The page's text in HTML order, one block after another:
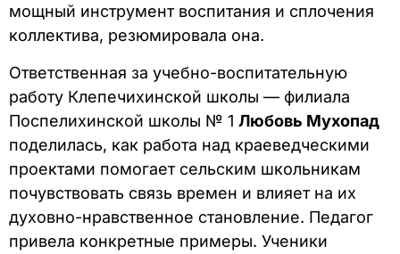
мощный инструмент воспитания и сплочения
коллектива, резюмировала она.
Ответственная за учебно-воспитательную
работу Клепечихинской школы — филиала
Поспелихинской школы № 1 Любовь Мухопад
поделилась, как работа над краеведческими
проектами помогает сельским школьникам
почувствовать связь времен и влияет на их
духовно-нравственное становление. Педагог
привела конкретные примеры. Ученики